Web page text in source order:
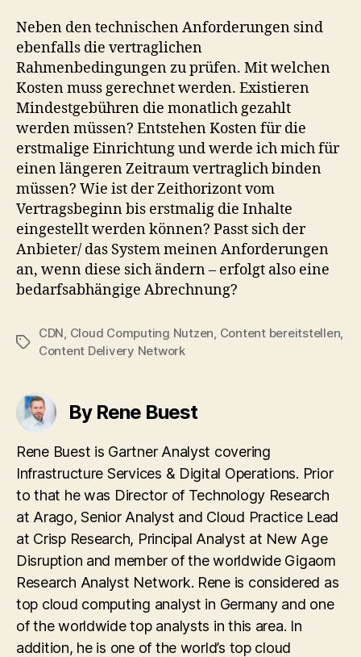
Neben den technischen Anforderungen sind
ebenfalls die vertraglichen
Rahmenbedingungen zu prüfen. Mit welchen
Kosten muss gerechnet werden. Existieren
Mindestgebühren die monatlich gezahlt
werden müssen? Entstehen Kosten für die
erstmalige Einrichtung und werde ich mich für
einen längeren Zeitraum vertraglich binden
müssen? Wie ist der Zeithorizont vom
Vertragsbeginn bis erstmalig die Inhalte
eingestellt werden können? Passt sich der
Anbieter/ das System meinen Anforderungen
an, wenn diese sich ändern – erfolgt also eine
bedarfsabhängige Abrechnung?
Tags
CDN, Cloud Computing Nutzen, Content bereitstellen,
Content Delivery Network
By Rene Buest
Rene Buest is Gartner Analyst covering
Infrastructure Services & Digital Operations. Prior
to that he was Director of Technology Research
at Arago, Senior Analyst and Cloud Practice Lead
at Crisp Research, Principal Analyst at New Age
Disruption and member of the worldwide Gigaom
Research Analyst Network. Rene is considered as
top cloud computing analyst in Germany and one
of the worldwide top analysts in this area. In
addition, he is one of the world’s top cloud